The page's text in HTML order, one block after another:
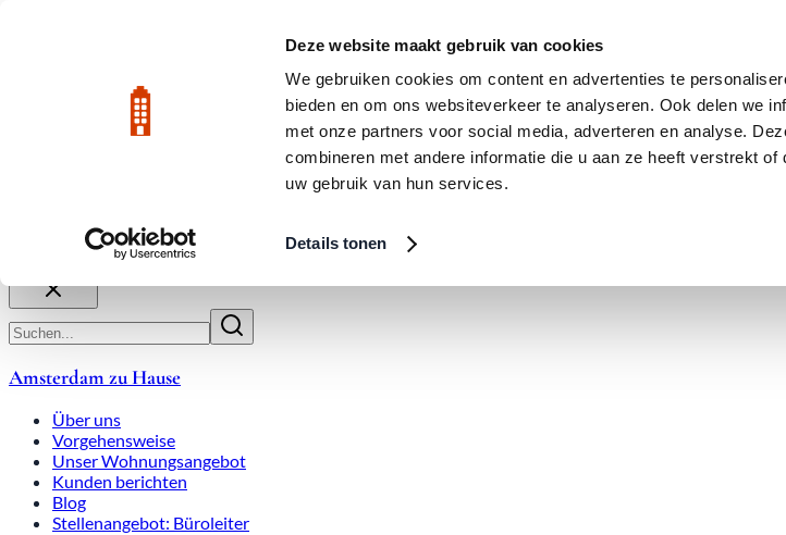
Deze website maakt gebruik van cookies
We gebruiken cookies om content en advertenties te
bieden en om ons websiteverkeer te analyseren. Ook delen we
met onze partners voor social media, adverteren en analyse.
combineren met andere informatie die u aan ze heeft verstrekt
uw gebruik van hun services.
Details tonen
Bewertet mit 9,8
Amsterdam zu Hause
Über uns
Vorgehensweise
Unser Wohnungsangebot
Kunden berichten
Blog
Stellenangebot: Büroleiter